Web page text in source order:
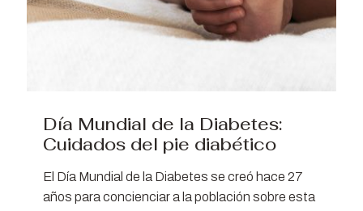
Día Mundial de la Diabetes:
Cuidados del pie diabético
El Día Mundial de la Diabetes se creó hace 27
años para concienciar a la población sobre esta